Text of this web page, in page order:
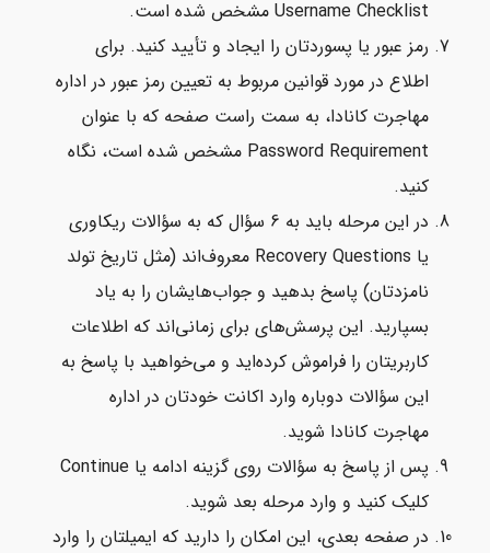
Username Checklist مشخص شده است.
رمز عبور یا پسوردتان را ایجاد و تأیید کنید. برای
اطلاع در مورد قوانین مربوط به تعیین رمز عبور در اداره
مهاجرت کانادا، به سمت راست صفحه که با عنوان
Password Requirement مشخص شده است، نگاه
کنید.
در این مرحله باید به 6 سؤال که به سؤالات ریکاوری
یا Recovery Questions معروف‌اند (مثل تاریخ تولد
نامزدتان) پاسخ بدهید و جواب‌هایشان را به یاد
بسپارید. این پرسش‌های برای زمانی‌اند که اطلاعات
کاربریتان را فراموش کرده‌اید و می‌خواهید با پاسخ به
این سؤالات دوباره وارد اکانت خودتان در اداره
مهاجرت کانادا شوید.
پس از پاسخ به سؤالات روی گزینه ادامه یا Continue
کلیک کنید و وارد مرحله بعد شوید.
در صفحه بعدی، این امکان را دارید که ایمیلتان را وارد